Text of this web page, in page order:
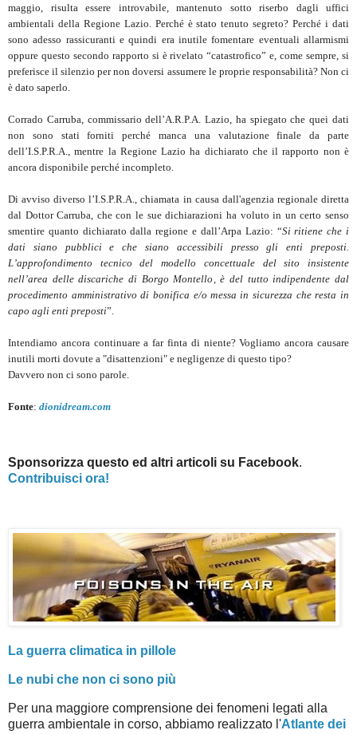
maggio, risulta essere introvabile, mantenuto sotto riserbo dagli uffici
ambientali della Regione Lazio. Perché è stato tenuto segreto? Perché i dati
sono adesso rassicuranti e quindi era inutile fomentare eventuali allarmismi
oppure questo secondo rapporto si è rivelato “catastrofico” e, come sempre, si
preferisce il silenzio per non doversi assumere le proprie responsabilità? Non ci
è dato saperlo.
Corrado Carruba, commissario dell’A.R.P.A. Lazio, ha spiegato che quei dati
non sono stati forniti perché manca una valutazione finale da parte
dell’I.S.P.R.A., mentre la Regione Lazio ha dichiarato che il rapporto non è
ancora disponibile perché incompleto.
Di avviso diverso l’I.S.P.R.A., chiamata in causa dall'agenzia regionale diretta
dal Dottor Carruba, che con le sue dichiarazioni ha voluto in un certo senso
smentire quanto dichiarato dalla regione e dall’Arpa Lazio: “Si ritiene che i
dati siano pubblici e che siano accessibili presso gli enti preposti.
L’approfondimento tecnico del modello concettuale del sito insistente
nell’area delle discariche di Borgo Montello, è del tutto indipendente dal
procedimento amministrativo di bonifica e/o messa in sicurezza che resta in
capo agli enti preposti”.
Intendiamo ancora continuare a far finta di niente? Vogliamo ancora causare
inutili morti dovute a "disattenzioni" e negligenze di questo tipo?
Davvero non ci sono parole.
Fonte: dionidream.com
Sponsorizza questo ed altri articoli su Facebook.
Contribuisci ora!
La guerra climatica in pillole
Le nubi che non ci sono più
Per una maggiore comprensione dei fenomeni legati alla
guerra ambientale in corso, abbiamo realizzato l'Atlante dei